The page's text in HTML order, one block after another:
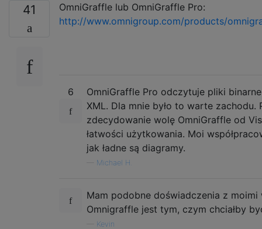
41
OmniGraffle lub OmniGraffle Pro:
http://www.omnigroup.com/products/
6
OmniGraffle Pro odczytuje pliki
XML. Dla mnie było to warte zachodu.
zdecydowanie wolę OmniGraffle od
łatwości użytkowania. Moi
jak ładne są diagramy.
Michael H.
Mam podobne doświadczenia z moimi
Omnigraffle jest tym, czym chciałby
Kevin